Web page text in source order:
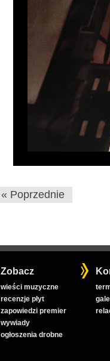
« Poprzednie
Zobacz
wieści muzyczne
recenzje płyt
zapowiedzi premier
wywiady
ogłoszenia drobne